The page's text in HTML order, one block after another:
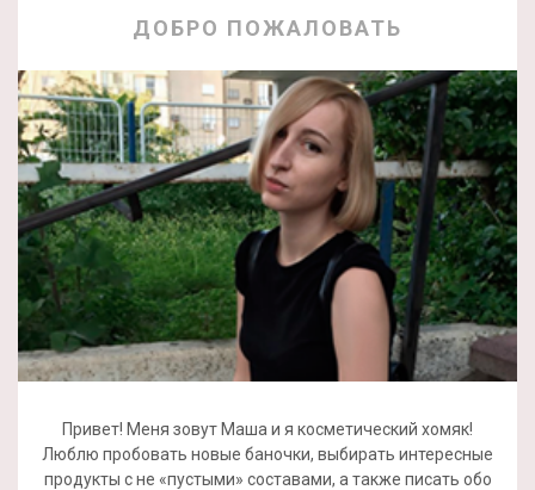
ДОБРО ПОЖАЛОВАТЬ
Привет! Меня зовут Маша и я косметический хомяк!
Люблю пробовать новые баночки, выбирать интересные
продукты с не «пустыми» составами, а также писать обо